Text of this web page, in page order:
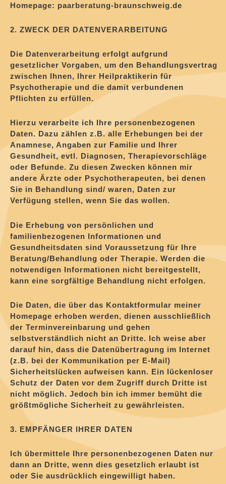
Homepage: paarberatung-braunschweig.de
2. ZWECK DER DATENVERARBEITUNG
Die Datenverarbeitung erfolgt aufgrund
gesetzlicher Vorgaben, um den Behandlungsvertrag
zwischen Ihnen, Ihrer Heilpraktikerin für
Psychotherapie und die damit verbundenen
Pflichten zu erfüllen.
Hierzu verarbeite ich Ihre personenbezogenen
Daten. Dazu zählen z.B. alle Erhebungen bei der
Anamnese, Angaben zur Familie und Ihrer
Gesundheit, evtl. Diagnosen, Therapievorschläge
oder Befunde. Zu diesen Zwecken können mir
andere Ärzte oder Psychotherapeuten, bei denen
Sie in Behandlung sind/ waren, Daten zur
Verfügung stellen, wenn Sie das wollen.
Die Erhebung von persönlichen und
familienbezogenen Informationen und
Gesundheitsdaten sind Voraussetzung für Ihre
Beratung/Behandlung oder Therapie. Werden die
notwendigen Informationen nicht bereitgestellt,
kann eine sorgfältige Behandlung nicht erfolgen.
Die Daten, die über das Kontaktformular meiner
Homepage erhoben werden, dienen ausschließlich
der Terminvereinbarung und gehen
selbstverständlich nicht an Dritte. Ich weise aber
darauf hin, dass die Datenübertragung im Internet
(z.B. bei der Kommunikation per E-Mail)
Sicherheitslücken aufweisen kann. Ein lückenloser
Schutz der Daten vor dem Zugriff durch Dritte ist
nicht möglich. Jedoch bin ich immer bemüht die
größtmögliche Sicherheit zu gewährleisten.
3. EMPFÄNGER IHRER DATEN
Ich übermittele Ihre personenbezogenen Daten nur
dann an Dritte, wenn dies gesetzlich erlaubt ist
oder Sie ausdrücklich eingewilligt haben.